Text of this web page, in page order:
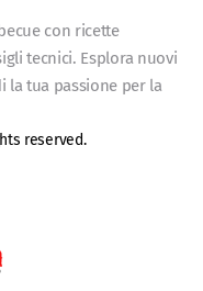
con ricette
tecnici. Esplora nuovi
la tua passione per la
reserved.